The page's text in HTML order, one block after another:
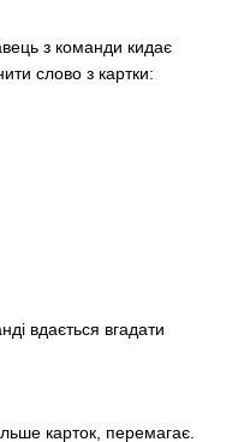
з команди кидає
слово з картки:
вдається вгадати
карток, перемагає.